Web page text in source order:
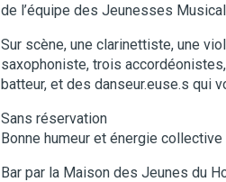
de l’équipe des Jeunesses
Sur scène, une clarinettiste, une
saxophoniste, trois
batteur, et des danseur.euse.s qui
Sans réservation
Bonne humeur et énergie
Bar par la Maison des Jeunes du